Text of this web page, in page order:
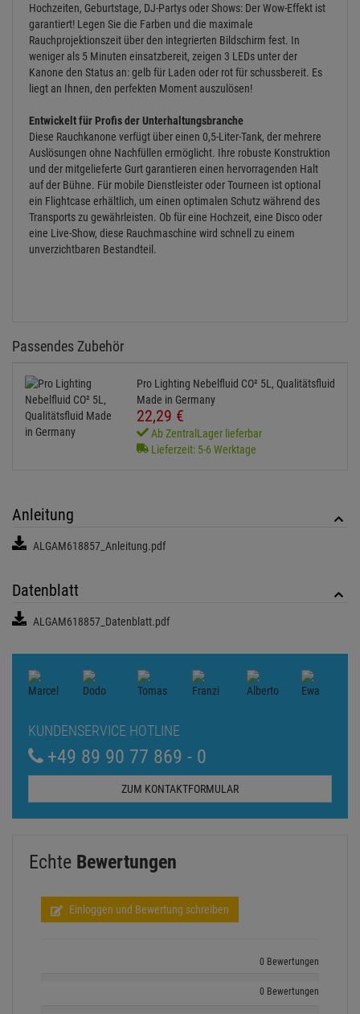
Hochzeiten, Geburtstage, DJ-Partys oder Shows: Der Wow-Effekt ist
garantiert! Legen Sie die Farben und die maximale
Rauchprojektionszeit über den integrierten Bildschirm fest. In
weniger als 5 Minuten einsatzbereit, zeigen 3 LEDs unter der
Kanone den Status an: gelb für Laden oder rot für schussbereit. Es
liegt an Ihnen, den perfekten Moment auszulösen!
Entwickelt für Profis der Unterhaltungsbranche
Diese Rauchkanone verfügt über einen 0,5-Liter-Tank, der mehrere
Auslösungen ohne Nachfüllen ermöglicht. Ihre robuste Konstruktion
und der mitgelieferte Gurt garantieren einen hervorragenden Halt
auf der Bühne. Für mobile Dienstleister oder Tourneen ist optional
ein Flightcase erhältlich, um einen optimalen Schutz während des
Transports zu gewährleisten. Ob für eine Hochzeit, eine Disco oder
eine Live-Show, diese Rauchmaschine wird schnell zu einem
unverzichtbaren Bestandteil.
Passendes Zubehör
Pro Lighting Nebelfluid CO² 5L, Qualitätsfluid
Made in Germany
22,29 €
Ab ZentralLager lieferbar
Lieferzeit: 5-6 Werktage
Anleitung
ALGAM618857_Anleitung.pdf
Datenblatt
ALGAM618857_Datenblatt.pdf
KUNDENSERVICE HOTLINE
+49 89 90 77 869 - 0
ZUM KONTAKTFORMULAR
Echte Bewertungen
Einloggen und Bewertung schreiben
0 Bewertungen
0 Bewertungen